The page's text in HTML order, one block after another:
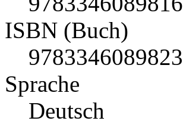
ISBN (Buch)
9783346089823
Sprache
Deutsch